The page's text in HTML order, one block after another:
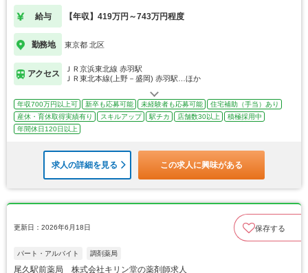
給与 【年収】419万円～743万円程度
勤務地 東京都 北区
アクセス
ＪＲ京浜東北線 赤羽駅
ＪＲ東北本線(上野－盛岡) 赤羽駅…ほか
年収700万円以上可 新卒も応募可能 未経験者も応募可能
住宅補助（手当）あり
産休・育休取得実績有り
スキルアップ 駅チカ 店舗数30以上
積極採用中
年間休日120日以上
求人の詳細を見る この求人に興味がある
更新日：2026年6月18日 保存する
パート・アルバイト 調剤薬局
尾久駅前薬局 株式会社キリン堂の薬剤師求人